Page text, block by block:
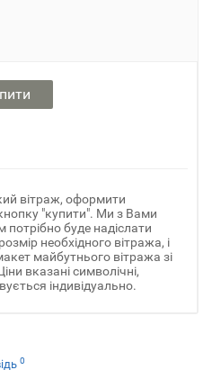
вітраж, оформити
"купити". Ми з Вами
буде надіслати
необхідного вітража, і
майбутнього вітража зі
вказані символічні,
індивідуально.
0